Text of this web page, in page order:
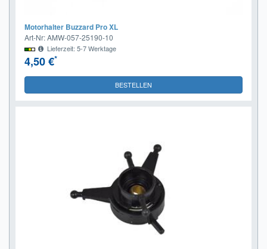
Motorhalter Buzzard Pro XL
Art-Nr: AMW-057-25190-10
Lieferzeit: 5-7 Werktage
4,50 €*
BESTELLEN